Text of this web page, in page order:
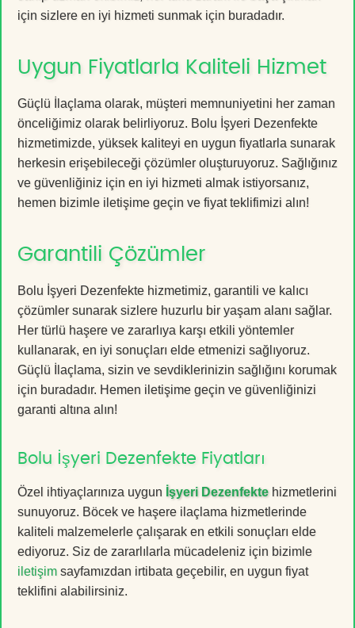
için sizlere en iyi hizmeti sunmak için buradadır.
Uygun Fiyatlarla Kaliteli Hizmet
Güçlü İlaçlama olarak, müşteri memnuniyetini her zaman
önceliğimiz olarak belirliyoruz. Bolu İşyeri Dezenfekte
hizmetimizde, yüksek kaliteyi en uygun fiyatlarla sunarak
herkesin erişebileceği çözümler oluşturuyoruz. Sağlığınız
ve güvenliğiniz için en iyi hizmeti almak istiyorsanız,
hemen bizimle iletişime geçin ve fiyat teklifimizi alın!
Garantili Çözümler
Bolu İşyeri Dezenfekte hizmetimiz, garantili ve kalıcı
çözümler sunarak sizlere huzurlu bir yaşam alanı sağlar.
Her türlü haşere ve zararlıya karşı etkili yöntemler
kullanarak, en iyi sonuçları elde etmenizi sağlıyoruz.
Güçlü İlaçlama, sizin ve sevdiklerinizin sağlığını korumak
için buradadır. Hemen iletişime geçin ve güvenliğinizi
garanti altına alın!
Bolu İşyeri Dezenfekte Fiyatları
Özel ihtiyaçlarınıza uygun İşyeri Dezenfektehizmetlerini
sunuyoruz. Böcek ve haşere ilaçlama hizmetlerinde
kaliteli malzemelerle çalışarak en etkili sonuçları elde
ediyoruz. Siz de zararlılarla mücadeleniz için bizimle
iletişim sayfamızdan irtibata geçebilir, en uygun fiyat
teklifini alabilirsiniz.